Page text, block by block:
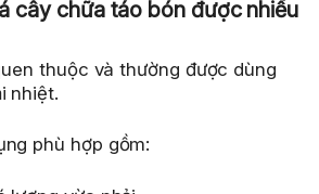
cây chữa táo bón được nhiều
thuộc và thường được dùng
nhiệt.
phù hợp gồm: